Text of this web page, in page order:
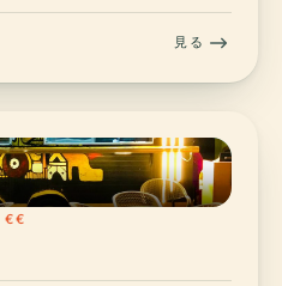
見る
€€